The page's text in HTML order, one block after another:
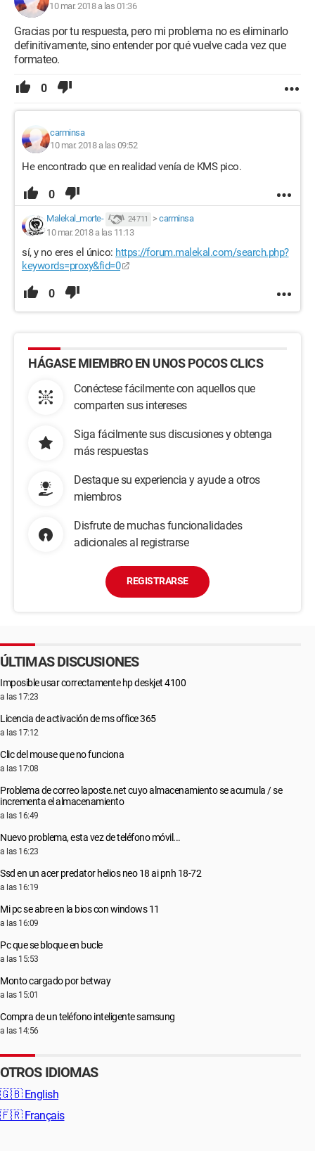
10 mar. 2018 a las 01:36
Gracias por tu respuesta, pero mi problema no es eliminarlo
definitivamente, sino entender por qué vuelve cada vez que
formateo.
0
carminsa
10 mar. 2018 a las 09:52
He encontrado que en realidad venía de KMS pico.
0
Malekal_morte- 24 711 > carminsa
10 mar. 2018 a las 11:13
sí, y no eres el único: https://forum.malekal.com/search.php?
keywords=proxy&fid=0
0
HÁGASE MIEMBRO EN UNOS POCOS CLICS
Conéctese fácilmente con aquellos que
comparten sus intereses
Siga fácilmente sus discusiones y obtenga
más respuestas
Destaque su experiencia y ayude a otros
miembros
Disfrute de muchas funcionalidades
adicionales al registrarse
REGISTRARSE
ÚLTIMAS DISCUSIONES
Imposible usar correctamente hp deskjet 4100
a las 17:23
Licencia de activación de ms office 365
a las 17:12
Clic del mouse que no funciona
a las 17:08
Problema de correo laposte.net cuyo almacenamiento se acumula / se
incrementa el almacenamiento
a las 16:49
Nuevo problema, esta vez de teléfono móvil...
a las 16:23
Ssd en un acer predator helios neo 18 ai pnh 18-72
a las 16:19
Mi pc se abre en la bios con windows 11
a las 16:09
Pc que se bloque en bucle
a las 15:53
Monto cargado por betway
a las 15:01
Compra de un teléfono inteligente samsung
a las 14:56
OTROS IDIOMAS
🇬🇧 English
🇫🇷 Français